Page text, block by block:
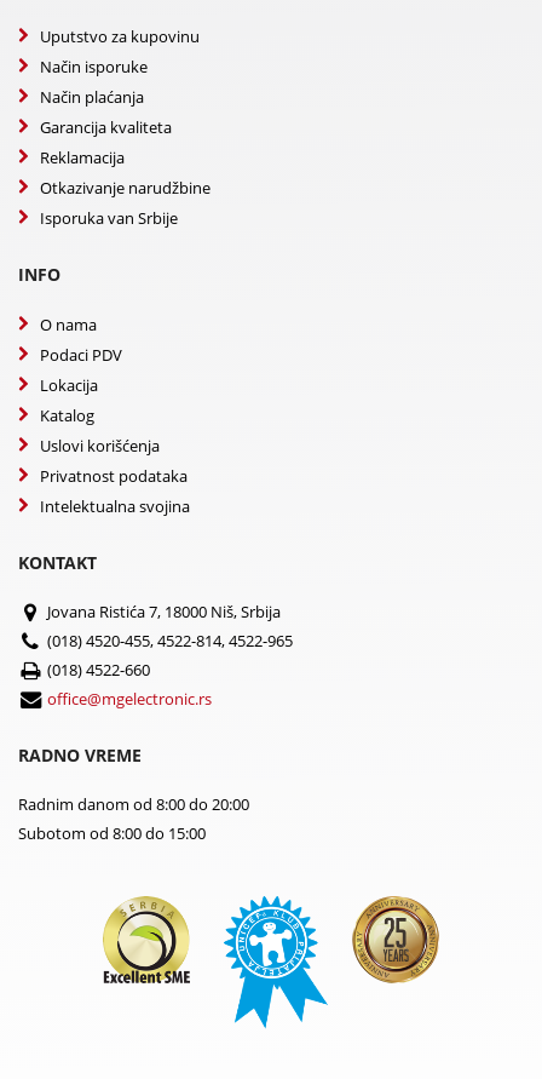
Uputstvo za kupovinu
Način isporuke
Način plaćanja
Garancija kvaliteta
Reklamacija
Otkazivanje narudžbine
Isporuka van Srbije
INFO
O nama
Podaci PDV
Lokacija
Katalog
Uslovi korišćenja
Privatnost podataka
Intelektualna svojina
KONTAKT
Jovana Ristića 7, 18000 Niš, Srbija
(018) 4520-455, 4522-814, 4522-965
(018) 4522-660
office@mgelectronic.rs
RADNO VREME
Radnim danom od 8:00 do 20:00
Subotom od 8:00 do 15:00